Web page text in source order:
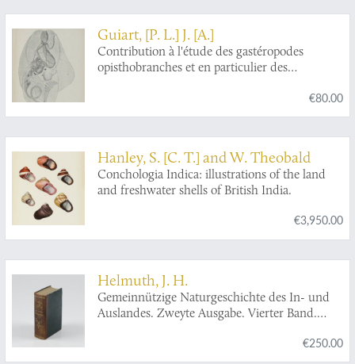
Guiart, [P. L.] J. [A.]
Contribution à l'étude des gastéropodes
opisthobranches et en particulier des
€80.00
Hanley, S. [C. T.] and W. Theobald
Conchologia Indica: illustrations of the land
and freshwater shells of British India.
€3,950.00
Helmuth, J. H.
Gemeinnützige Naturgeschichte des In- und
Auslandes. Zweyte Ausgabe. Vierter Band.
Beschreibung der Insekten. Mit 29
€250.00